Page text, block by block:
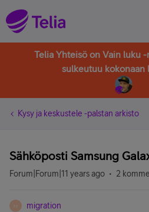
Telia Yhteisö on Vain luku
sulkeutuu kokonaan
Kysy ja keskustele -palstan arkisto
Sähköposti Samsung
Forum|Forum|11 years ago 2
M migration